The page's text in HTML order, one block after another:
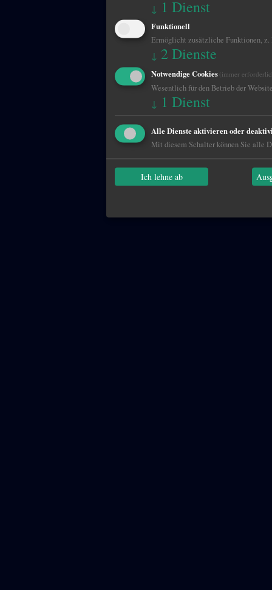
↓ 1 Dienst
Funktionell
Ermöglicht zusätzliche Funktionen, z.
↓ 2 Dienste
Notwendige Cookies (immer
Wesentlich für den Betrieb der
↓ 1 Dienst
Alle Dienste aktivieren oder
Mit diesem Schalter können Sie alle
Ich lehne ab